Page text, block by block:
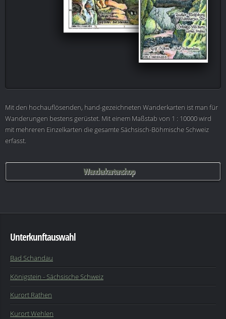
Mit den hochauflösenden, hand-gezeichneten Wanderkarten ist man für
Wanderungen bestens gerüstet. Mit einem Maßstab von 1 : 10000 wird
mit mehreren Einzelkarten die gesamte Sächsisch-Böhmische Schweiz
erfasst.
Wanderkartenshop
Unterkunftauswahl
Bad Schandau
Königstein - Sächsische Schweiz
Kurort Rathen
Kurort Wehlen